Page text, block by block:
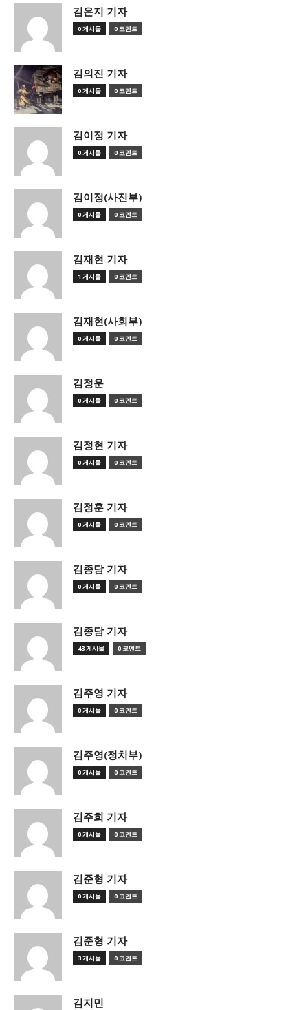
김은지 기자
0 게시물 0 코멘트
김의진 기자
0 게시물 0 코멘트
김이정 기자
0 게시물 0 코멘트
김이정(사진부)
0 게시물 0 코멘트
김재현 기자
1 게시물 0 코멘트
김재현(사회부)
0 게시물 0 코멘트
김정운
0 게시물 0 코멘트
김정현 기자
0 게시물 0 코멘트
김정훈 기자
0 게시물 0 코멘트
김종담 기자
0 게시물 0 코멘트
김종담 기자
43 게시물 0 코멘트
김주영 기자
0 게시물 0 코멘트
김주영(정치부)
0 게시물 0 코멘트
김주희 기자
0 게시물 0 코멘트
김준형 기자
0 게시물 0 코멘트
김준형 기자
3 게시물 0 코멘트
김지민